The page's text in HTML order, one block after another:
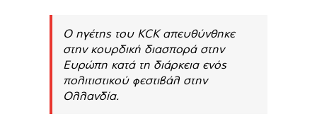
Ο ηγέτης του KCK απευθύνθηκε
στην κουρδική διασπορά στην
Ευρώπη κατά τη διάρκεια ενός
πολιτιστικού φεστιβάλ στην
Ολλανδία.